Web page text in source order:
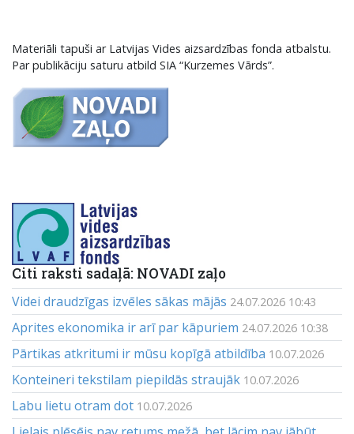
Materiāli tapuši ar Latvijas Vides aizsardzības fonda atbalstu.
Par publikāciju saturu atbild SIA “Kurzemes Vārds”.
Citi raksti sadaļā: NOVADI zaļo
Videi draudzīgas izvēles sākas mājās 24.07.2026 10:43
Aprites ekonomika ir arī par kāpuriem 24.07.2026 10:38
Pārtikas atkritumi ir mūsu kopīgā atbildība 10.07.2026
Konteineri tekstilam piepildās straujāk 10.07.2026
Labu lietu otram dot 10.07.2026